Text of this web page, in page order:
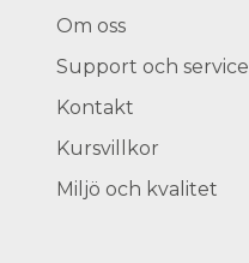
Om oss
Support och service
Kontakt
Kursvillkor
Miljö och kvalitet